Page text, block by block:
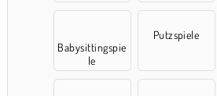
Babysittingspie
le
Putzspiele